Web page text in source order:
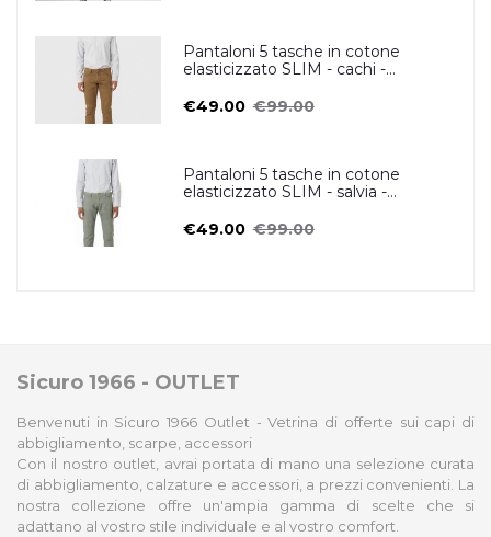
Pantaloni 5 tasche in cotone
elasticizzato SLIM - cachi -
€49.00 €99.00
Pantaloni 5 tasche in cotone
elasticizzato SLIM - salvia -
€49.00 €99.00
Sicuro 1966 - OUTLET
Benvenuti in Sicuro 1966 Outlet - Vetrina di offerte sui capi di
abbigliamento, scarpe, accessori
Con il nostro outlet, avrai portata di mano una selezione curata
di abbigliamento, calzature e accessori, a prezzi convenienti. La
nostra collezione offre un'ampia gamma di scelte che si
adattano al vostro stile individuale e al vostro comfort.